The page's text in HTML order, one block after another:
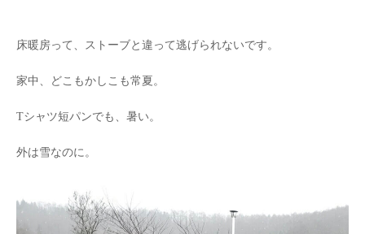
床暖房って、ストーブと違って逃げられないです。
家中、どこもかしこも常夏。
Tシャツ短パンでも、暑い。
外は雪なのに。